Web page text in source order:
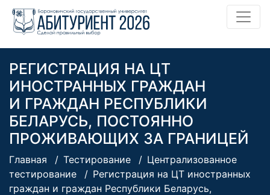
РЕГИСТРАЦИЯ НА ЦТ
ИНОСТРАННЫХ ГРАЖДАН
И ГРАЖДАН РЕСПУБЛИКИ
БЕЛАРУСЬ, ПОСТОЯННО
ПРОЖИВАЮЩИХ ЗА ГРАНИЦЕЙ
Главная Тестирование
Централизованное
тестирование
Регистрация на ЦТ иностранных
граждан и граждан Республики Беларусь,